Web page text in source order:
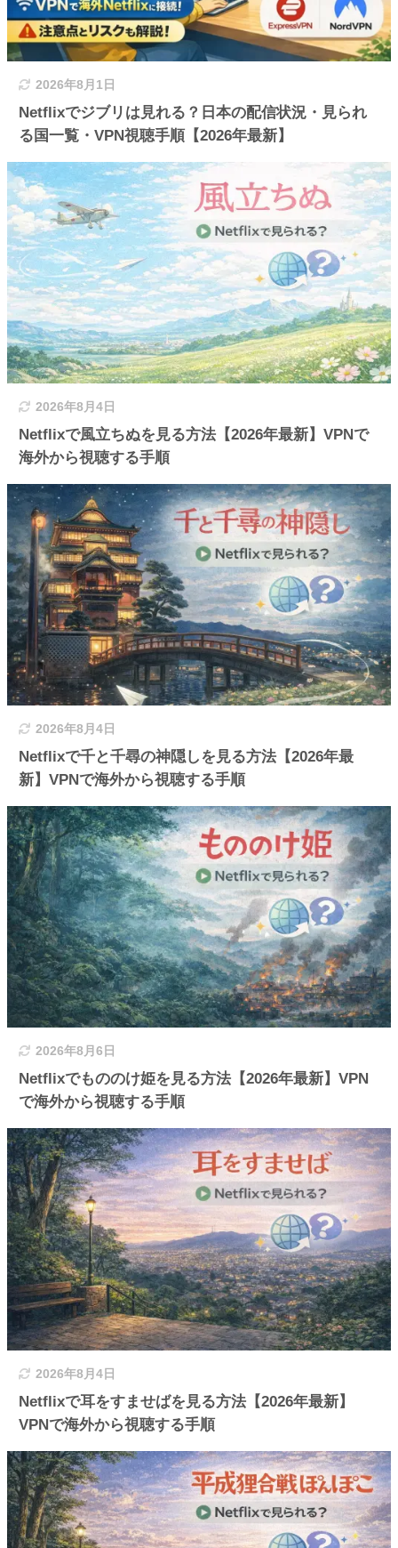
2026年8月1日
Netflixでジブリは見れる？日本の配信状況・見られ
る国一覧・VPN視聴手順【2026年最新】
2026年8月4日
Netflixで風立ちぬを見る方法【2026年最新】VPNで
海外から視聴する手順
2026年8月4日
Netflixで千と千尋の神隠しを見る方法【2026年最
新】VPNで海外から視聴する手順
2026年8月6日
Netflixでもののけ姫を見る方法【2026年最新】VPN
で海外から視聴する手順
2026年8月4日
Netflixで耳をすませばを見る方法【2026年最新】
VPNで海外から視聴する手順